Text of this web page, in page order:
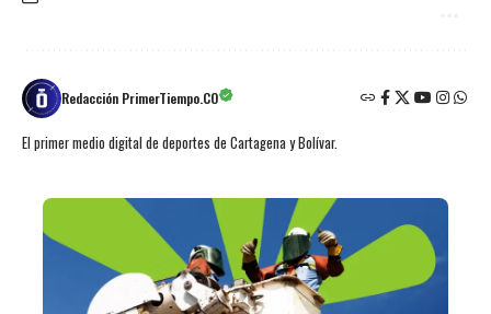
Redacción PrimerTiempo.CO
El primer medio digital de deportes de Cartagena y Bolívar.